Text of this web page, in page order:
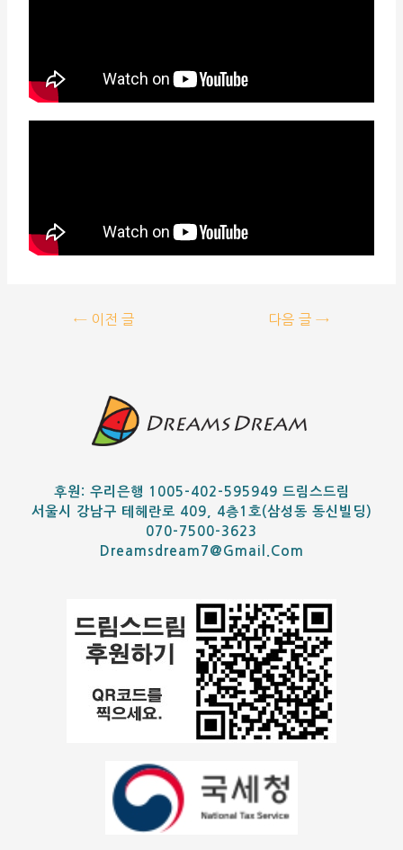
←이전 글 다음 글→
후원: 우리은행 1005-402-595949 드림스드림
서울시 강남구 테헤란로 409, 4층1호(삼성동 동신빌딩)
070-7500-3623
Dreamsdream7@gmail.com